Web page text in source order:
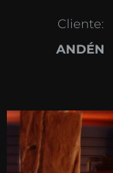
Cliente:
ANDÉN